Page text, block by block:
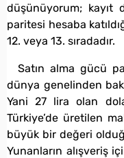
düşünüyorum; kayıt
paritesi hesaba
12. veya 13. sıradadır.
Satın alma gücü
dünya genelinden
Yani 27 lira olan
Türkiye’de üretilen
büyük bir değeri
Yunanların alışveriş